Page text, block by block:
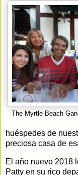
The Myrtle Beach
huéspedes de
preciosa casa de
El año nuevo 2018
Patty en su rico